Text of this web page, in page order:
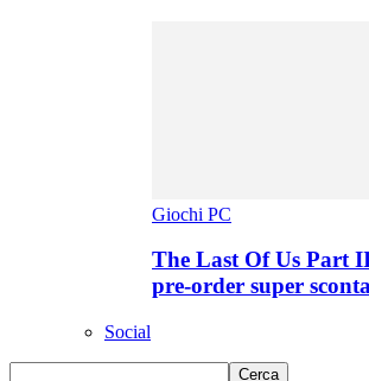
Giochi PC
The Last Of Us Part
pre-order super
Social